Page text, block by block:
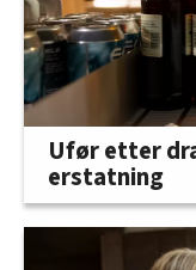
Ufør etter
erstatning